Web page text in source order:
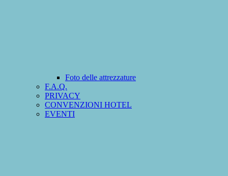
Foto delle attrezzature
F.A.Q.
PRIVACY
CONVENZIONI HOTEL
EVENTI